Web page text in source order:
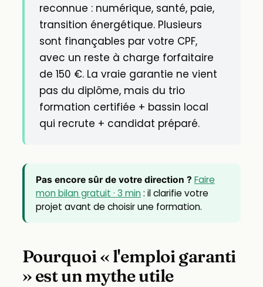
reconnue : numérique, santé, paie,
transition énergétique. Plusieurs
sont finançables par votre CPF,
avec un reste à charge forfaitaire
de 150 €. La vraie garantie ne vient
pas du diplôme, mais du trio
formation certifiée + bassin local
qui recrute + candidat préparé.
Pas encore sûr de votre direction ? Faire
mon bilan gratuit · 3 min: il clarifie votre
projet avant de choisir une formation.
Pourquoi « l'emploi garanti
» est un mythe utile